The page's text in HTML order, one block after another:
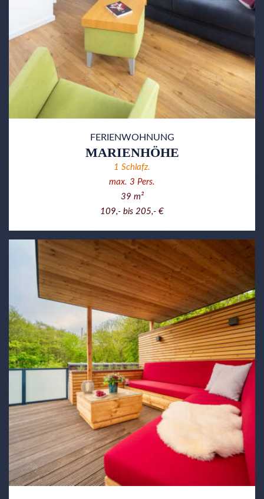
FERIENWOHNUNG
MARIENHÖHE
1 Schlafz.
max. 3 Pers.
39 m²
109,- bis 205,- €